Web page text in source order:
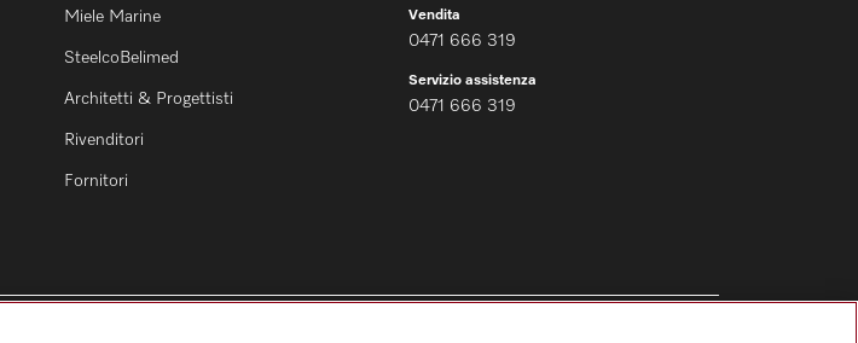
Miele Marine
SteelcoBelimed
Architetti & Progettisti
Rivenditori
Fornitori
Vendita
0471 666 319
Servizio assistenza
0471 666 319